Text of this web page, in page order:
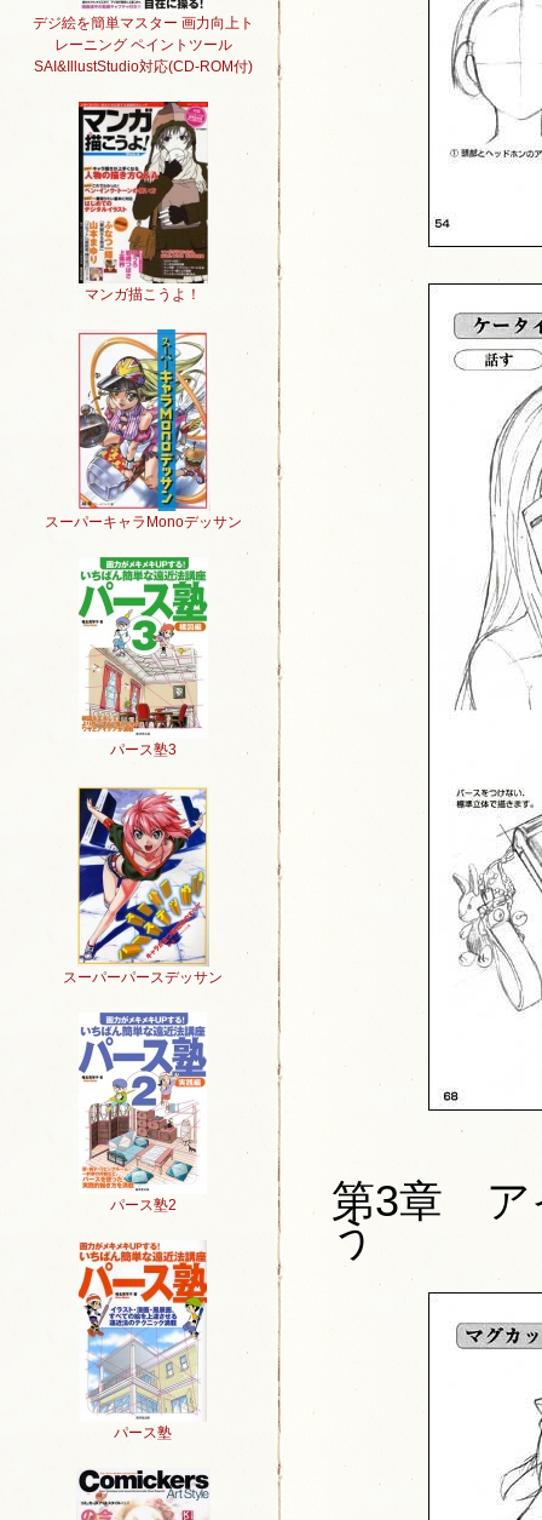
デジ絵を簡単マスター 画力向上ト
レーニング ペイントツール
SAI&IllustStudio対応(CD-ROM付)
マンガ描こうよ！
スーパーキャラMonoデッサン
パース塾3
スーパーパースデッサン
パース塾2
パース塾
第3章 ア
う